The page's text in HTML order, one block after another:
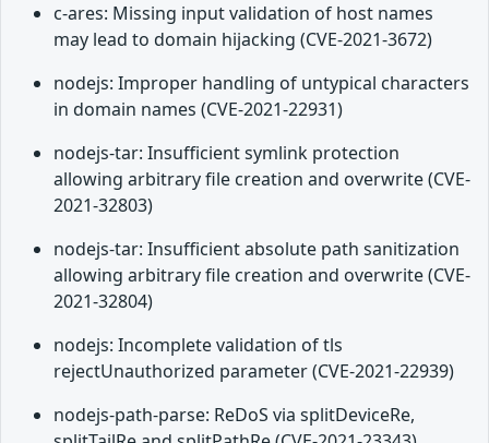
c-ares: Missing input validation of host names
may lead to domain hijacking (CVE-2021-3672)
nodejs: Improper handling of untypical characters
in domain names (CVE-2021-22931)
nodejs-tar: Insufficient symlink protection
allowing arbitrary file creation and overwrite (CVE-
2021-32803)
nodejs-tar: Insufficient absolute path sanitization
allowing arbitrary file creation and overwrite (CVE-
2021-32804)
nodejs: Incomplete validation of tls
rejectUnauthorized parameter (CVE-2021-22939)
nodejs-path-parse: ReDoS via splitDeviceRe,